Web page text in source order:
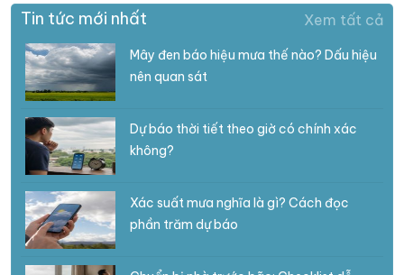
Tin tức mới nhất Xem tất cả
Mây đen báo hiệu mưa thế nào? Dấu hiệu
nên quan sát
Dự báo thời tiết theo giờ có chính xác
không?
Xác suất mưa nghĩa là gì? Cách đọc
phần trăm dự báo